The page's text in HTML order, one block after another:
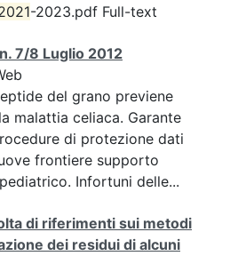
-2023.pdf Full-text
7/8 Luglio 2012
del grano previene
malattia celiaca. Garante
di protezione dati
frontiere supporto
Infortuni delle...
di riferimenti sui metodi
dei residui di alcuni